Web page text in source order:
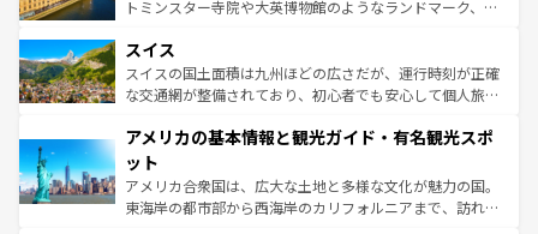
を参照してほしい。
してライン川沿いのワイン畑といった風景は必見。ビール
は、お酒好きな人にはぜひ体験してほしい。 なお、新着の
ドイツ情報はコンテンツ一覧を参照してほしい。
トミンスター寺院や大英博物館のようなランドマーク、歴
リアごとに異なる魅力がある。また、優雅なアフタヌーン
ティー、ビール好きにはたまらない英国パブ、サッカー観
戦など、本場だからこそできる体験も豊富。イギリスを旅
ンツ一覧を参照してほしい。
スイス
スイスの国土面積は九州ほどの広さだが、運行時刻が正確
な交通網が整備されており、初心者でも安心して個人旅行
の建物がそのまま残る町や、スイスならではのユニークな
博物館もあり、アルプス観光だけでなく町歩きも満喫する
ことができる。国民の所得が高いため物価も高いが、旅行
者向けの交通パス提供のサービスもあり、うまく活用すれ
アメリカの基本情報と観光ガイド・有名観光スポ
ット
アメリカ合衆国は、広大な土地と多様な文化が魅力の国。
東海岸の都市部から西海岸のカリフォルニアまで、訪れる